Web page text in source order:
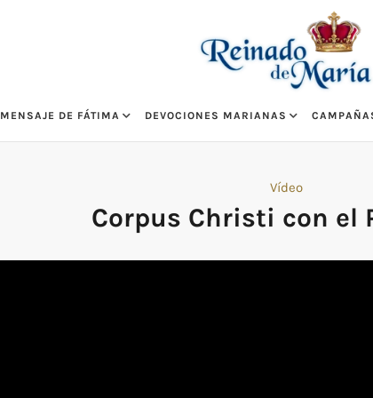
MENSAJE DE FÁTIMA DEVOCIONES MARIANAS
Vídeo
Corpus Christi con el